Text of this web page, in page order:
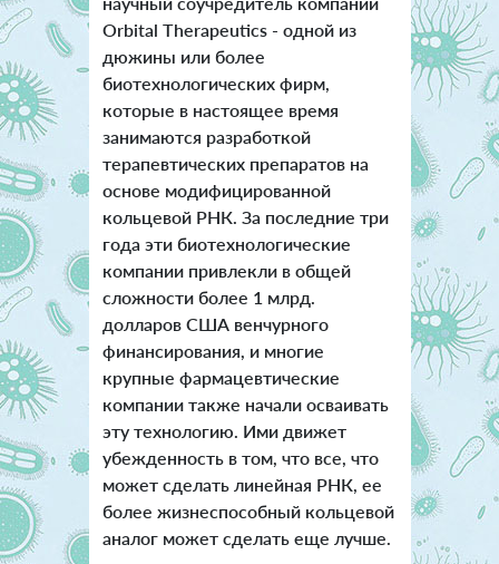
Orbital Therapeutics - одной из
дюжины или более
биотехнологических фирм,
которые в настоящее время
занимаются разработкой
терапевтических препаратов на
основе модифицированной
кольцевой РНК. За последние три
года эти биотехнологические
компании привлекли в общей
сложности более 1 млрд.
долларов США венчурного
финансирования, и многие
крупные фармацевтические
компании также начали осваивать
эту технологию. Ими движет
убежденность в том, что все, что
может сделать линейная РНК, ее
более жизнеспособный кольцевой
аналог может сделать еще лучше.